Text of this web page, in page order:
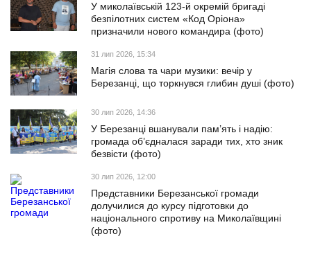
У миколаївській 123-й окремій бригаді
безпілотних систем «Код Оріона»
призначили нового командира (фото)
31 лип 2026, 15:34
Магія слова та чари музики: вечір у
Березанці, що торкнувся глибин душі (фото)
30 лип 2026, 14:36
У Березанці вшанували пам’ять і надію:
громада об’єдналася заради тих, хто зник
безвісти (фото)
30 лип 2026, 12:00
Представники Березанської громади
долучилися до курсу підготовки до
національного спротиву на Миколаївщині
(фото)